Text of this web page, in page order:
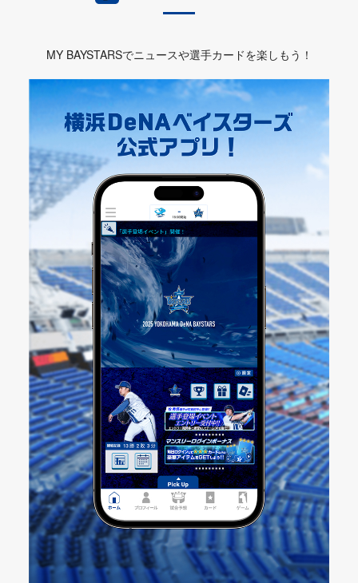
MY BAYSTARSでニュースや選手カードを楽しもう！